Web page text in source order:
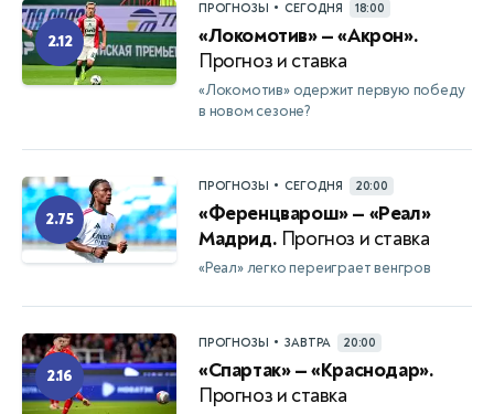
2.12
ПРОГНОЗЫ • СЕГОДНЯ 18:00
«Локомотив» — «Акрон».
Прогноз и ставка
«Локомотив» одержит первую победу
в новом сезоне?
2.75
ПРОГНОЗЫ • СЕГОДНЯ 20:00
«Ференцварош» — «Реал»
Мадрид. Прогноз и ставка
«Реал» легко переиграет венгров
2.16
ПРОГНОЗЫ • ЗАВТРА 20:00
«Спартак» — «Краснодар».
Прогноз и ставка